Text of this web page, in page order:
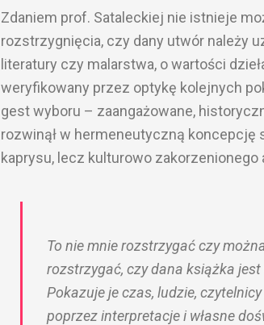
Zdaniem prof. Sataleckiej nie istnieje
rozstrzygnięcia, czy dany utwór należy
literatury czy malarstwa, o wartości
weryfikowany przez optykę kolejnych
gest wyboru – zaangażowane,
rozwinął w hermeneutyczną
kaprysu, lecz kulturowo zakorzenionego
To nie mnie rozstrzygać czy
rozstrzygać, czy dana książka
Pokazuje je czas, ludzie,
poprzez interpretacje i własne